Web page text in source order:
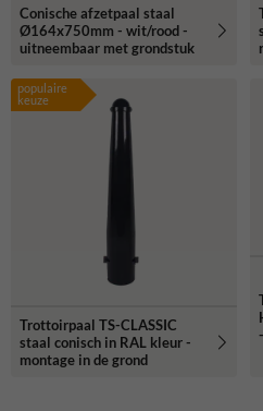
Conische afzetpaal staal
Ø164x750mm - wit/rood -
uitneembaar met grondstuk
populaire
keuze
Trottoirpaal TS-CLASSIC
staal conisch in RAL kleur -
montage in de grond